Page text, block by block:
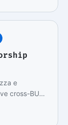
e
cross-BU: